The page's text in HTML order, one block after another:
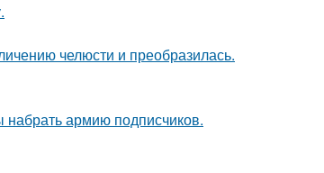
челюсти и преобразилась.
набрать армию подписчиков.